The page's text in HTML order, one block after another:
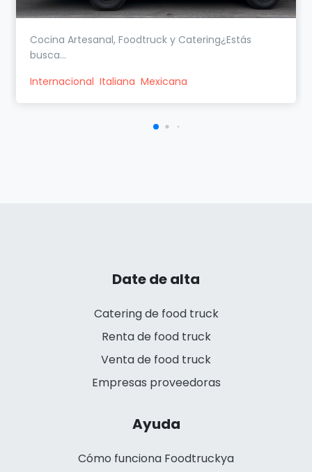
Cocina Artesanal, Foodtruck y Catering¿Estás
busca...
Internacional Italiana Mexicana
Date de alta
Catering de food truck
Renta de food truck
Venta de food truck
Empresas proveedoras
Ayuda
Cómo funciona Foodtruckya